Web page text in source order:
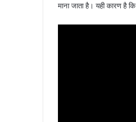
माना जाता है। यही कारण है